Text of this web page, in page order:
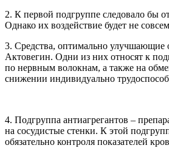
2. К первой подгруппе следовало бы
Однако их воздействие будет не
3. Средства, оптимально
Актовегин. Одни из них относят к
по нервным волокнам, а также на
снижении индивидуально
4. Подгруппа антиагрегантов –
на сосудистые стенки. К этой
обязательно контроля показателей